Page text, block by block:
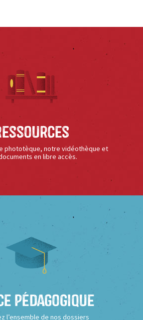
phototèque, notre vidéothèque et
en libre accès.
Pédagogique
l’ensemble de nos dossiers